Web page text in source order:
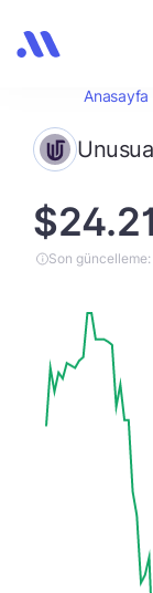
Anasayfa
Son